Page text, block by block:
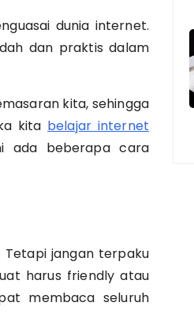
dunia internet.
dan praktis dalam
kita, sehingga
kita belajar internet
ada beberapa cara
Tetapi jangan terpaku
harus friendly atau
membaca seluruh